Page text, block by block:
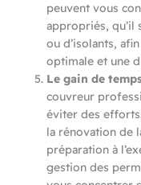
peuvent vous
appropriés, qu’il
ou d’isolants,
optimale et une
Le gain de
couvreur
éviter des
la rénovation de
préparation à
gestion des